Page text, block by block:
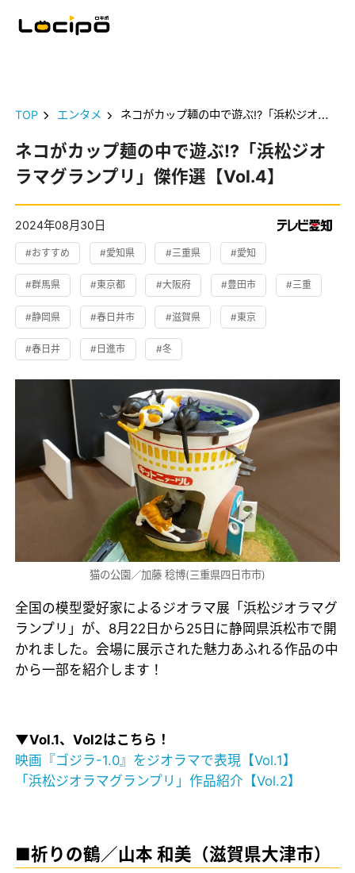
TOP エンタメ ネコがカップ麺の中で遊ぶ!?「浜松ジオラマグランプリ」傑作選【Vol.4】
ネコがカップ麺の中で遊ぶ!?「浜松ジオ
ラマグランプリ」傑作選【Vol.4】
2024年08月30日
#おすすめ #愛知県 #三重県 #愛知
#群馬県 #東京都 #大阪府 #豊田市 #三重
#静岡県 #春日井市 #滋賀県 #東京
#春日井 #日進市 #冬
猫の公園／加藤 稔博(三重県四日市市)
全国の模型愛好家によるジオラマ展「浜松ジオラマグ
ランプリ」が、8月22日から25日に静岡県浜松市で開
かれました。会場に展示された魅力あふれる作品の中
から一部を紹介します！
▼Vol.1、Vol2はこちら！
映画『ゴジラ-1.0』をジオラマで表現【Vol.1】
「浜松ジオラマグランプリ」作品紹介【Vol.2】
■祈りの鶴／山本 和美（滋賀県大津市）